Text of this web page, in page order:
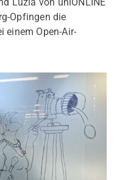
Opfingen die
einem Open-Air-